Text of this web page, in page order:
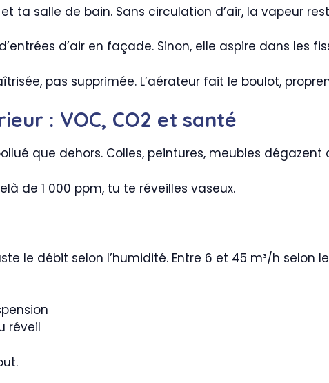
ta salle de bain. Sans circulation d’air, la vapeur
d’air en façade. Sinon, elle aspire dans les
pas supprimée. L’aérateur fait le boulot,
: VOC, CO2 et santé
que dehors. Colles, peintures, meubles dégazent
de 1 000 ppm, tu te réveilles vaseux.
le débit selon l’humidité. Entre 6 et 45 m³/h selon
réveil